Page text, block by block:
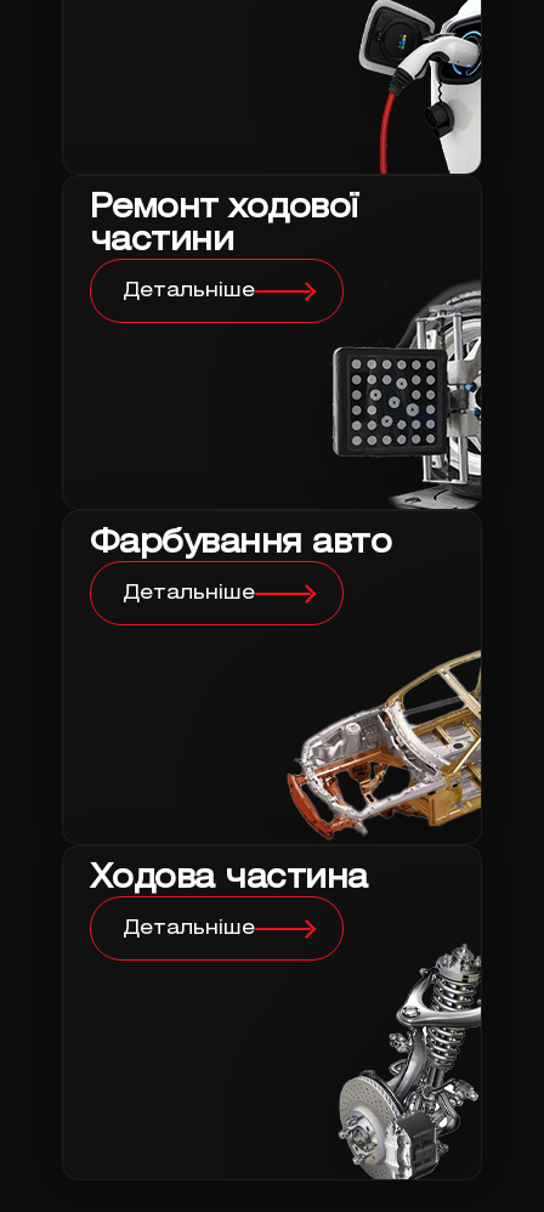
Ремонт ходової
частини
Детальніше
Фарбування авто
Детальніше
Ходова частина
Детальніше